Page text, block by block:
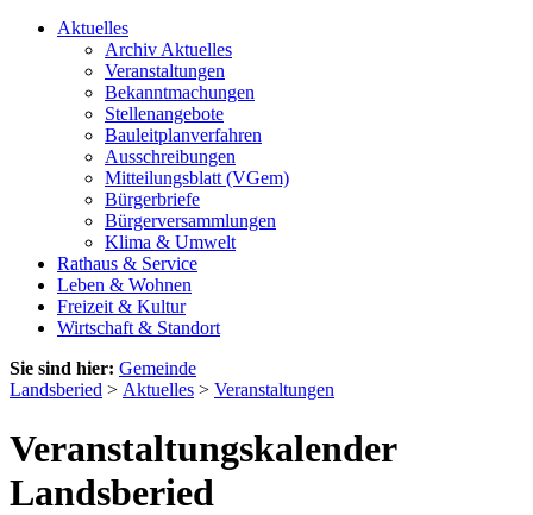
Aktuelles
Archiv Aktuelles
Veranstaltungen
Bekanntmachungen
Stellenangebote
Bauleitplanverfahren
Ausschreibungen
Mitteilungsblatt (VGem)
Bürgerbriefe
Bürgerversammlungen
Klima & Umwelt
Rathaus & Service
Leben & Wohnen
Freizeit & Kultur
Wirtschaft & Standort
Sie sind hier: Gemeinde
Landsberied > Aktuelles > Veranstaltungen
Veranstaltungskalender
Landsberied